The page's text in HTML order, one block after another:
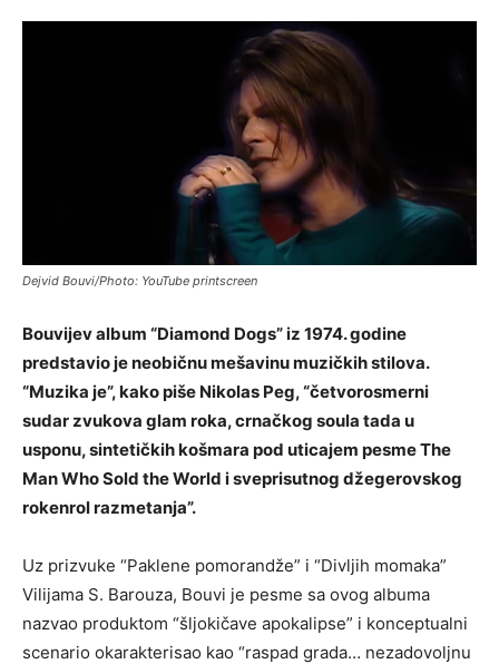
Dejvid Bouvi/Photo: YouTube printscreen
Bouvijev album “Diamond Dogs” iz 1974. godine
predstavio je neobičnu mešavinu muzičkih stilova.
“Muzika je”, kako piše Nikolas Peg, “četvorosmerni
sudar zvukova glam roka, crnačkog soula tada u
usponu, sintetičkih košmara pod uticajem pesme The
Man Who Sold the World i sveprisutnog džegerovskog
rokenrol razmetanja”.
Uz prizvuke “Paklene pomorandže” i “Divljih momaka”
Vilijama S. Barouza, Bouvi je pesme sa ovog albuma
nazvao produktom “šljokičave apokalipse” i konceptualni
scenario okarakterisao kao “raspad grada… nezadovoljnu